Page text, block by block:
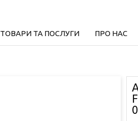
ТОВАРИ ТА ПОСЛУГИ ПРО НАС